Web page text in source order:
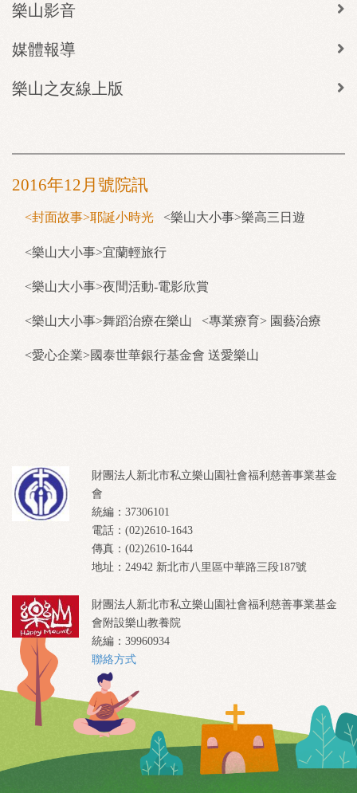
樂山影音
媒體報導
樂山之友線上版
2016年12月號院訊
<封面故事>耶誕小時光 <樂山大小事>樂高三日遊
<樂山大小事>宜蘭輕旅行
<樂山大小事>夜間活動-電影欣賞
<樂山大小事>舞蹈治療在樂山 <專業療育> 園藝治療
<愛心企業>國泰世華銀行基金會 送愛樂山
財團法人新北市私立樂山園社會福利慈善事業基金
會
統編：37306101
電話：(02)2610-1643
傳真：(02)2610-1644
地址：24942 新北市八里區中華路三段187號
財團法人新北市私立樂山園社會福利慈善事業基金
會附設樂山教養院
統編：39960934
聯絡方式